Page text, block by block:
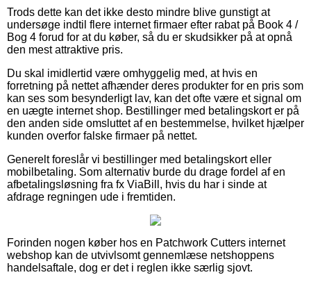
Trods dette kan det ikke desto mindre blive gunstigt at
undersøge indtil flere internet firmaer efter rabat på Book 4 /
Bog 4 forud for at du køber, så du er skudsikker på at opnå
den mest attraktive pris.
Du skal imidlertid være omhyggelig med, at hvis en
forretning på nettet afhænder deres produkter for en pris som
kan ses som besynderligt lav, kan det ofte være et signal om
en uægte internet shop. Bestillinger med betalingskort er på
den anden side omsluttet af en bestemmelse, hvilket hjælper
kunden overfor falske firmaer på nettet.
Generelt foreslår vi bestillinger med betalingskort eller
mobilbetaling. Som alternativ burde du drage fordel af en
afbetalingsløsning fra fx ViaBill, hvis du har i sinde at
afdrage regningen ude i fremtiden.
Forinden nogen køber hos en Patchwork Cutters internet
webshop kan de utvivlsomt gennemlæse netshoppens
handelsaftale, dog er det i reglen ikke særlig sjovt.